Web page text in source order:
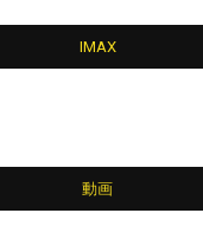
IMAX
動画